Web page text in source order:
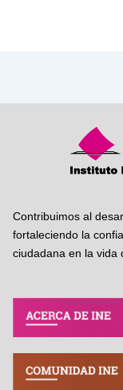
Contribuimos al
fortaleciendo la
ciudadana en la vida